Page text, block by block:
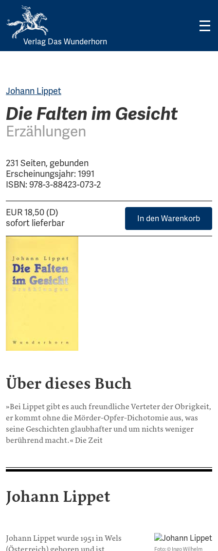
Skip
Verlag Das Wunderhorn
Johann Lippet
Die Falten im Gesicht
Erzählungen
231 Seiten, gebunden
Erscheinungsjahr: 1991
ISBN: 978-3-88423-073-2
EUR 18,50 (D)
sofort lieferbar
In den Warenkorb
Über dieses Buch
»Bei Lippet gibt es auch freundliche Verteter der Obrigkeit,
er kommt ohne die Mörder-Opfer-Dichotomie aus, was
seine Geschichten glaubhafter und um nichts weniger
berührend macht.« Die Zeit
Johann Lippet
Foto: © Ingo Wilhelm
Johann Lippet wurde 1951 in Wels